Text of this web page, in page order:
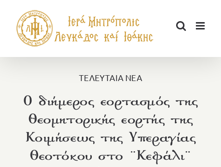
περιεχόμενο
ΤΕΛΕΥΤΑΙΑ ΝΕΑ
Ο διήμερος εορτασμός της
Θεομητορικής εορτής της
Κοιμήσεως της Υπεραγίας
Θεοτόκου στο ¨Κεφάλι¨